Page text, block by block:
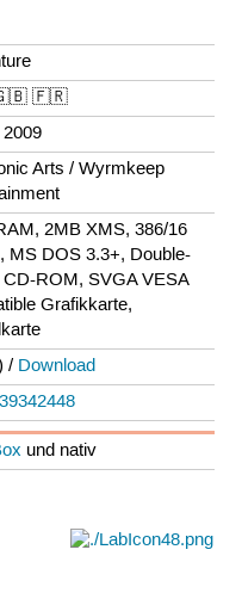
🇫🇷
2009
Arts / Wyrmkeep
2MB XMS, 386/16
MS DOS 3.3+, Double-
CD-ROM, SVGA VESA
Grafikkarte,
/ Download
und nativ